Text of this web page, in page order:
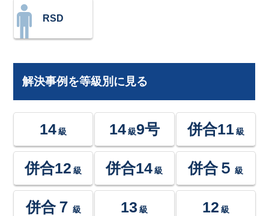
RSD
解決事例を等級別に見る
14 級 14級9号 併合11 級
併合12 級 併合14 級 併合５ 級
併合７ 級 13 級 12 級